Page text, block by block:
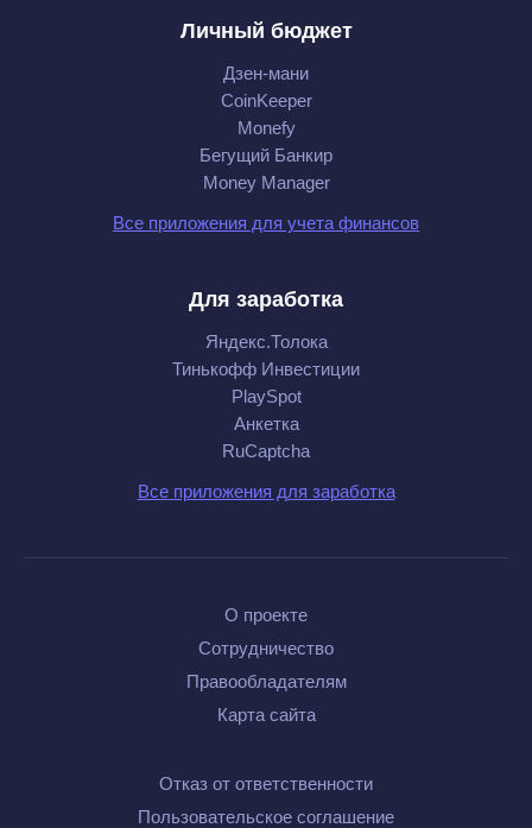
Личный бюджет
Дзен-мани
CoinKeeper
Monefy
Бегущий Банкир
Money Manager
Все приложения для учета финансов
Для заработка
Яндекс.Толока
Тинькофф Инвестиции
PlaySpot
Анкетка
RuCaptcha
Все приложения для заработка
О проекте
Сотрудничество
Правообладателям
Карта сайта
Отказ от ответственности
Пользовательское соглашение